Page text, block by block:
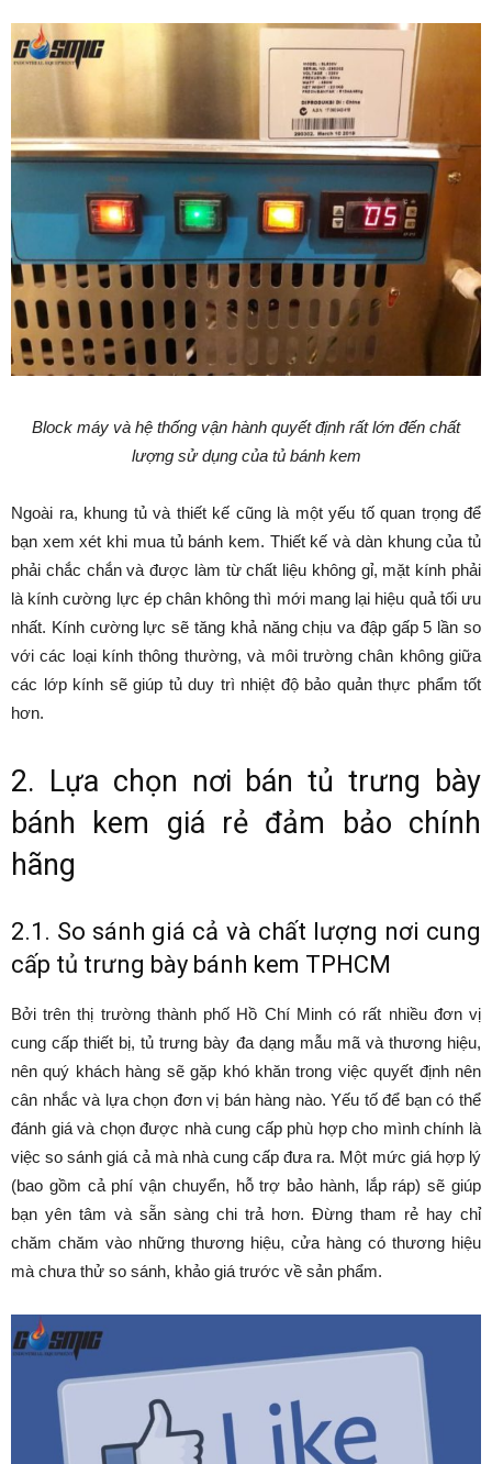
Block máy và hệ thống vận hành quyết định rất lớn đến chất
lượng sử dụng của tủ bánh kem
Ngoài ra, khung tủ và thiết kế cũng là một yếu tố quan trọng để
bạn xem xét khi mua tủ bánh kem. Thiết kế và dàn khung của tủ
phải chắc chắn và được làm từ chất liệu không gỉ, mặt kính phải
là kính cường lực ép chân không thì mới mang lại hiệu quả tối ưu
nhất. Kính cường lực sẽ tăng khả năng chịu va đập gấp 5 lần so
với các loại kính thông thường, và môi trường chân không giữa
các lớp kính sẽ giúp tủ duy trì nhiệt độ bảo quản thực phẩm tốt
hơn.
2. Lựa chọn nơi bán tủ trưng bày
bánh kem giá rẻ đảm bảo chính
hãng
2.1. So sánh giá cả và chất lượng nơi cung
cấp tủ trưng bày bánh kem TPHCM
Bởi trên thị trường thành phố Hồ Chí Minh có rất nhiều đơn vị
cung cấp thiết bị, tủ trưng bày đa dạng mẫu mã và thương hiệu,
nên quý khách hàng sẽ gặp khó khăn trong việc quyết định nên
cân nhắc và lựa chọn đơn vị bán hàng nào. Yếu tố để bạn có thể
đánh giá và chọn được nhà cung cấp phù hợp cho mình chính là
việc so sánh giá cả mà nhà cung cấp đưa ra. Một mức giá hợp lý
(bao gồm cả phí vận chuyển, hỗ trợ bảo hành, lắp ráp) sẽ giúp
bạn yên tâm và sẵn sàng chi trả hơn. Đừng tham rẻ hay chỉ
chăm chăm vào những thương hiệu, cửa hàng có thương hiệu
mà chưa thử so sánh, khảo giá trước về sản phẩm.